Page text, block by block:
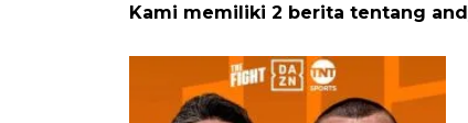
Kami memiliki 2 berita tentang